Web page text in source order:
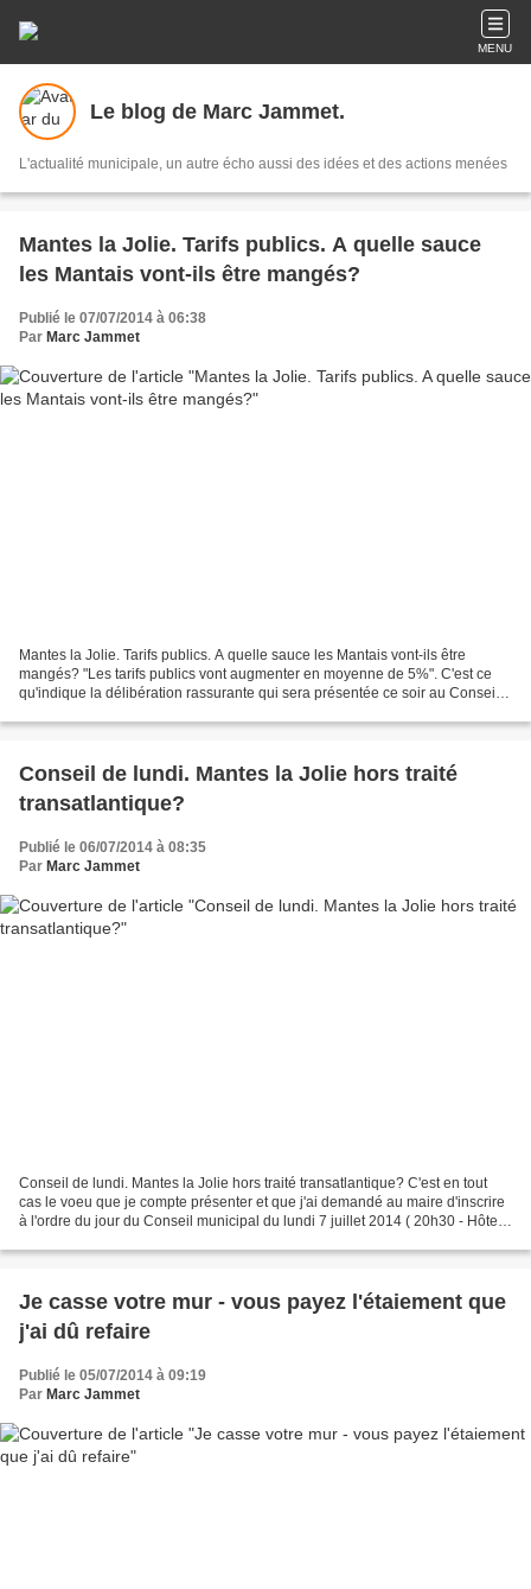
MENU
Le blog de Marc Jammet.
L'actualité municipale, un autre écho aussi des idées et des actions menées
Mantes la Jolie. Tarifs publics. A quelle sauce
les Mantais vont-ils être mangés?
Publié le 07/07/2014 à 06:38
Par Marc Jammet
Mantes la Jolie. Tarifs publics. A quelle sauce les Mantais vont-ils être
mangés? "Les tarifs publics vont augmenter en moyenne de 5%". C'est ce
qu'indique la délibération rassurante qui sera présentée ce soir au Conseil
Conseil de lundi. Mantes la Jolie hors traité
transatlantique?
Publié le 06/07/2014 à 08:35
Par Marc Jammet
Conseil de lundi. Mantes la Jolie hors traité transatlantique? C'est en tout
cas le voeu que je compte présenter et que j'ai demandé au maire d'inscrire
à l'ordre du jour du Conseil municipal du lundi 7 juillet 2014 ( 20h30 - Hôtel
Je casse votre mur - vous payez l'étaiement que
j'ai dû refaire
Publié le 05/07/2014 à 09:19
Par Marc Jammet